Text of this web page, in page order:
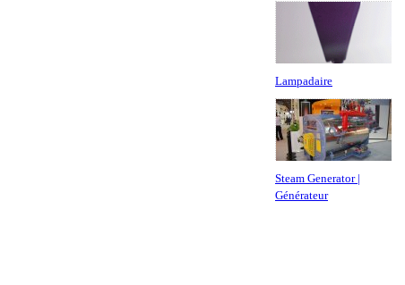
Lampadaire
Steam Generator |
Générateur